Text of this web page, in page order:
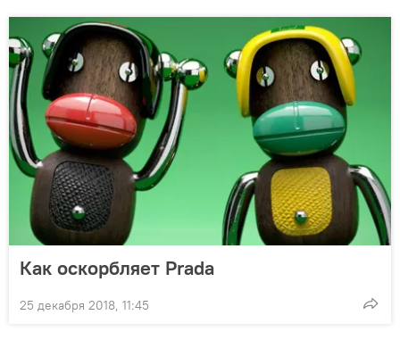
Как оскорбляет Prada
25 декабря 2018, 11:45